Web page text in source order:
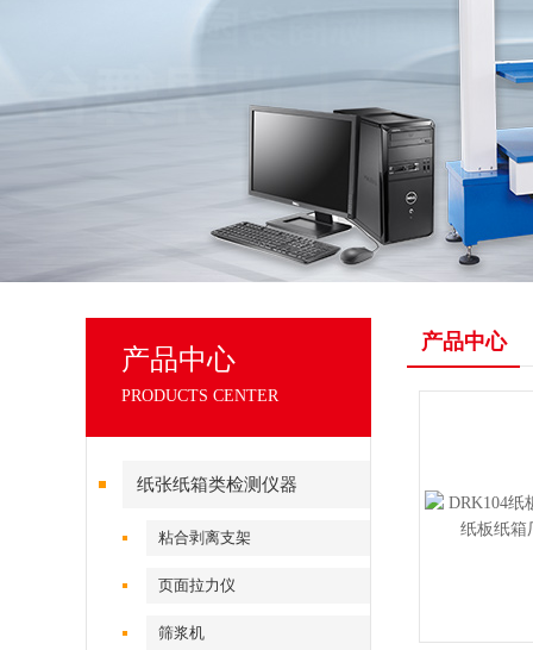
产品中心
PRODUCTS CENTER
纸张纸箱类检测仪器
粘合剥离支架
页面拉力仪
筛浆机
产品中心